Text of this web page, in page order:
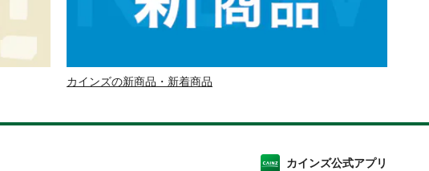
カインズの新商品・新着商品
カインズ公式アプリ